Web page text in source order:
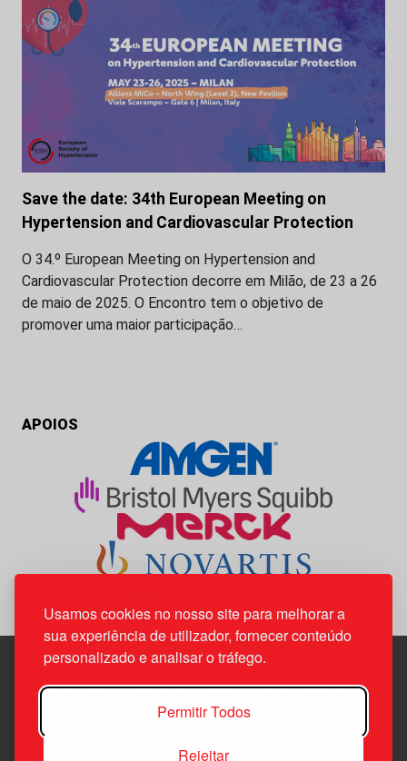
Usamos cookies no nosso site para melhorar a
sua experiência de utilizador, fornecer conteúdo
personalizado e analisar o tráfego.
Permitir Todos
Rejeitar
Save the date: 34th European Meeting on
Hypertension and Cardiovascular Protection
O 34.º European Meeting on Hypertension and
Cardiovascular Protection decorre em Milão, de 23 a 26
de maio de 2025. O Encontro tem o objetivo de
promover uma maior participação…
APOIOS
Edif. Lisboa Oriente | Av. Infante D. Henrique, n.º 333H, esc.
1800-282 Lisboa | Portugal